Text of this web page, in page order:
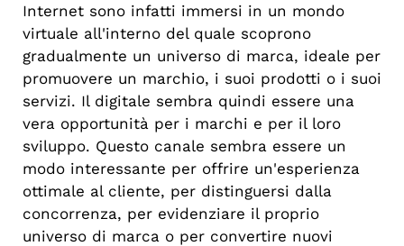
Internet sono infatti immersi in un mondo
virtuale all'interno del quale scoprono
gradualmente un universo di marca, ideale per
promuovere un marchio, i suoi prodotti o i suoi
servizi. Il digitale sembra quindi essere una
vera opportunità per i marchi e per il loro
sviluppo. Questo canale sembra essere un
modo interessante per offrire un'esperienza
ottimale al cliente, per distinguersi dalla
concorrenza, per evidenziare il proprio
universo di marca o per convertire nuovi